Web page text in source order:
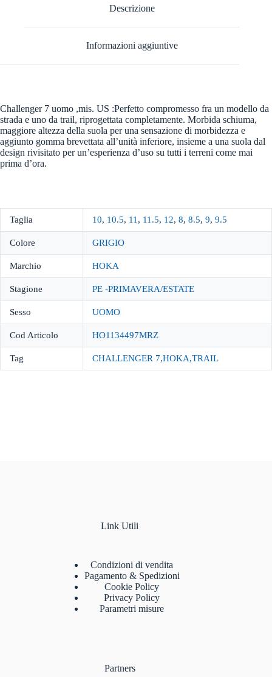
Descrizione
Informazioni aggiuntive
Challenger 7 uomo ,mis. US :Perfetto compromesso fra un modello da
strada e uno da trail, riprogettata completamente. Morbida schiuma,
maggiore altezza della suola per una sensazione di morbidezza e
aggiunto gomma brevettata all’unità inferiore, insieme a una suola dal
design rivisitato per un’esperienza d’uso su tutti i terreni come mai
prima d’ora.
Taglia 10, 10.5, 11 , 11.5, 12, 8, 8.5, 9, 9.5
Colore GRIGIO
Marchio HOKA
Stagione PE -PRIMAVERA/ESTATE
Sesso UOMO
Cod Articolo HO1134497MRZ
Tag CHALLENGER 7,HOKA,TRAIL
Link Utili
Condizioni di vendita
Pagamento & Spedizioni
Cookie Policy
Privacy Policy
Parametri misure
Partners